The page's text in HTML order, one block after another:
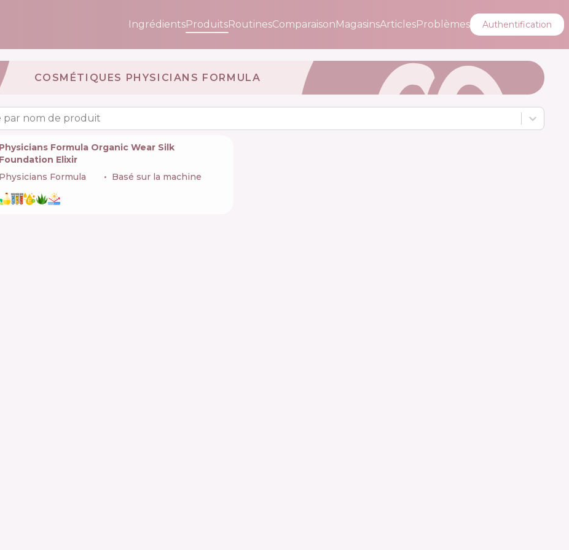
IngrédientsProduitsRoutinesComparaisonMagasinsArticlesProblèmes Authentification
COSMÉTIQUES PHYSICIANS FORMULA 🇺🇸
par nom de produit
Physicians Formula Organic Wear Silk
Foundation Elixir
Physicians Formula
Basé sur la machine